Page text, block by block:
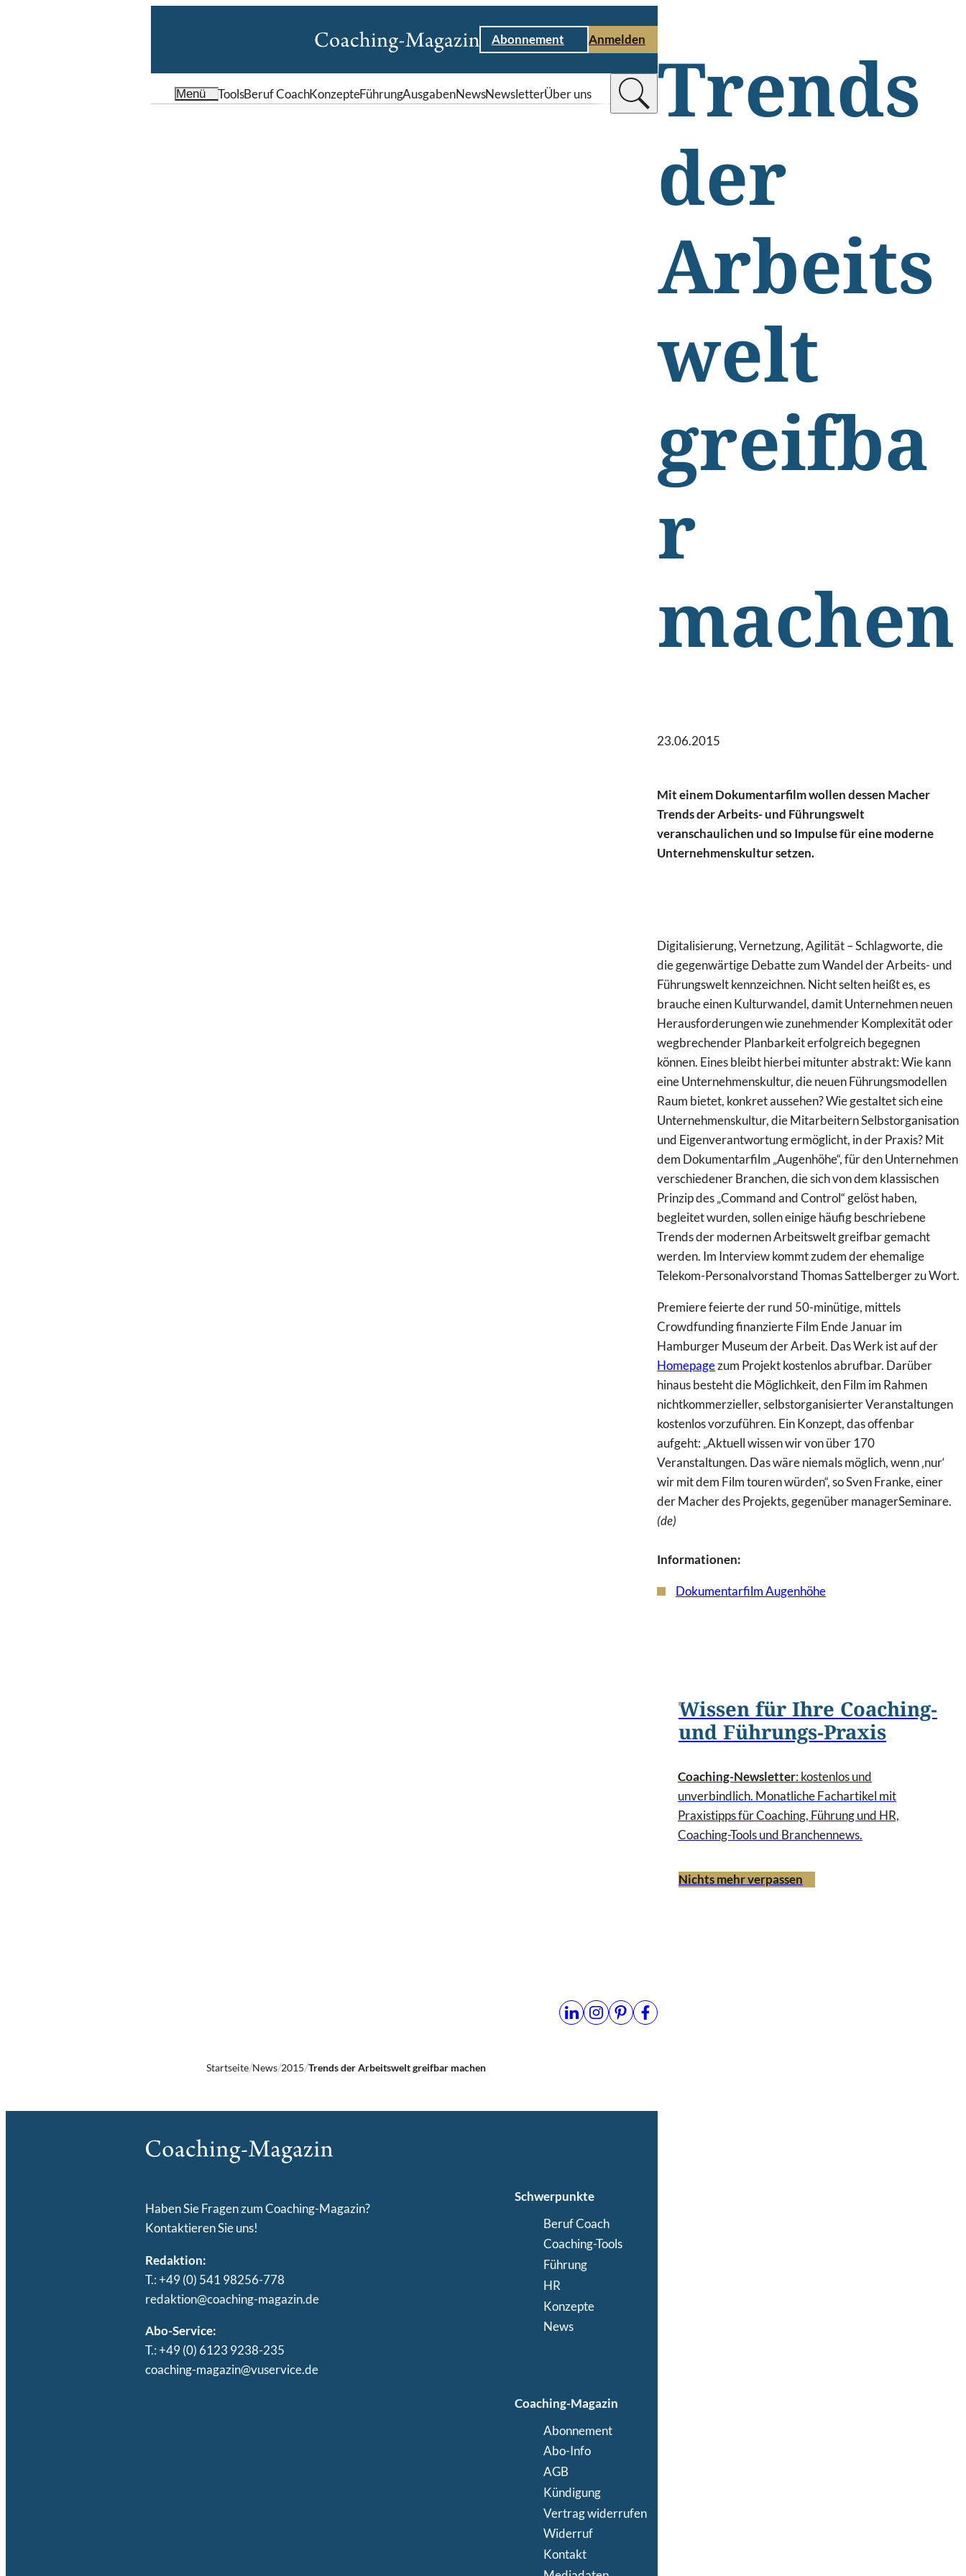
Abonnement Anmelden
Menü ToolsBeruf CoachKonzepteFührungAusgabenNewsNewsletterÜber uns
Trends
der
Arbeits
welt
greifba
r
machen
23.06.2015
Mit einem Dokumentarfilm wollen dessen Macher
Trends der Arbeits- und Führungswelt
veranschaulichen und so Impulse für eine moderne
Unternehmenskultur setzen.
Digitalisierung, Vernetzung, Agilität – Schlagworte, die
die gegenwärtige Debatte zum Wandel der Arbeits- und
Führungswelt kennzeichnen. Nicht selten heißt es, es
brauche einen Kulturwandel, damit Unternehmen neuen
Herausforderungen wie zunehmender Komplexität oder
wegbrechender Planbarkeit erfolgreich begegnen
können. Eines bleibt hierbei mitunter abstrakt: Wie kann
eine Unternehmenskultur, die neuen Führungsmodellen
Raum bietet, konkret aussehen? Wie gestaltet sich eine
Unternehmenskultur, die Mitarbeitern Selbstorganisation
und Eigenverantwortung ermöglicht, in der Praxis? Mit
dem Dokumentarfilm „Augenhöhe“, für den Unternehmen
verschiedener Branchen, die sich von dem klassischen
Prinzip des „Command and Control“ gelöst haben,
begleitet wurden, sollen einige häufig beschriebene
Trends der modernen Arbeitswelt greifbar gemacht
werden. Im Interview kommt zudem der ehemalige
Telekom-Personalvorstand Thomas Sattelberger zu Wort.
Premiere feierte der rund 50-minütige, mittels
Crowdfunding finanzierte Film Ende Januar im
Hamburger Museum der Arbeit. Das Werk ist auf der
Homepagezum Projekt kostenlos abrufbar. Darüber
hinaus besteht die Möglichkeit, den Film im Rahmen
nichtkommerzieller, selbstorganisierter Veranstaltungen
kostenlos vorzuführen. Ein Konzept, das offenbar
aufgeht: „Aktuell wissen wir von über 170
Veranstaltungen. Das wäre niemals möglich, wenn ‚nur‘
wir mit dem Film touren würden“, so Sven Franke, einer
der Macher des Projekts, gegenüber managerSeminare.
(de)
Informationen:
Dokumentarfilm Augenhöhe
Wissen für Ihre Coaching-
und Führungs-Praxis
Coaching-Newsletter: kostenlos und
unverbindlich. Monatliche Fachartikel mit
Praxistipps für Coaching, Führung und HR,
Coaching-Tools und Branchennews.
Nichts mehr verpassen
Startseite News 2015 Trends der Arbeitswelt greifbar machen
Haben Sie Fragen zum Coaching-Magazin?
Kontaktieren Sie uns!
Redaktion:
T.: +49 (0) 541 98256-778
redaktion@coaching-magazin.de
Abo-Service:
T.: +49 (0) 6123 9238-235
coaching-magazin@vuservice.de
Schwerpunkte
Beruf Coach
Coaching-Tools
Führung
HR
Konzepte
News
Coaching-Magazin
Abonnement
Abo-Info
AGB
Kündigung
Vertrag widerrufen
Widerruf
Kontakt